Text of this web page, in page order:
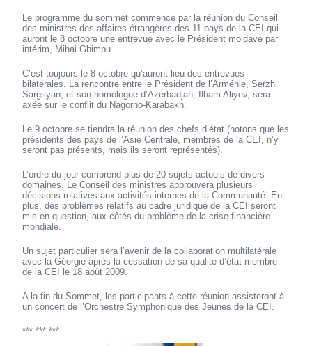
Le programme du sommet commence par la réunion du Conseil
des ministres des affaires étrangères des 11 pays de la CEI qui
auront le 8 octobre une entrevue avec le Président moldave par
intérim, Mihai Ghimpu.
C’est toujours le 8 octobre qu’auront lieu des entrevues
bilatérales. La rencontre entre le Président de l’Arménie, Serzh
Sargsyan, et son homologue d’Azerbadjan, Ilham Aliyev, sera
axée sur le conflit du Nagorno-Karabakh.
Le 9 octobre se tiendra la réunion des chefs d’état (notons que les
présidents des pays de l’Asie Centrale, membres de la CEI, n’y
seront pas présents, mais ils seront représentés).
L’ordre du jour comprend plus de 20 sujets actuels de divers
domaines. Le Conseil des ministres approuvera plusieurs
décisions relatives aux activités internes de la Communauté. En
plus, des problèmes relatifs au cadre juridique de la CEI seront
mis en question, aux côtés du problème de la crise financière
mondiale.
Un sujet particulier sera l’avenir de la collaboration multilatérale
avec la Géorgie après la cessation de sa qualité d’état-membre
de la CEI le 18 août 2009.
A la fin du Sommet, les participants à cette réunion assisteront à
un concert de l’Orchestre Symphonique des Jeunes de la CEI.
*** *** ***